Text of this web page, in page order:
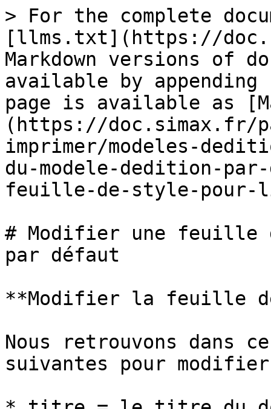
> For the complete
[llms.txt](https://
Markdown versions of
available by
page is available as
(https://doc.simax.fr/
imprimer/modeles-
du-modele-dedition-
feuille-de-style-pour-
# Modifier une feuille
par défaut
**Modifier la feuille
Nous retrouvons dans
suivantes pour